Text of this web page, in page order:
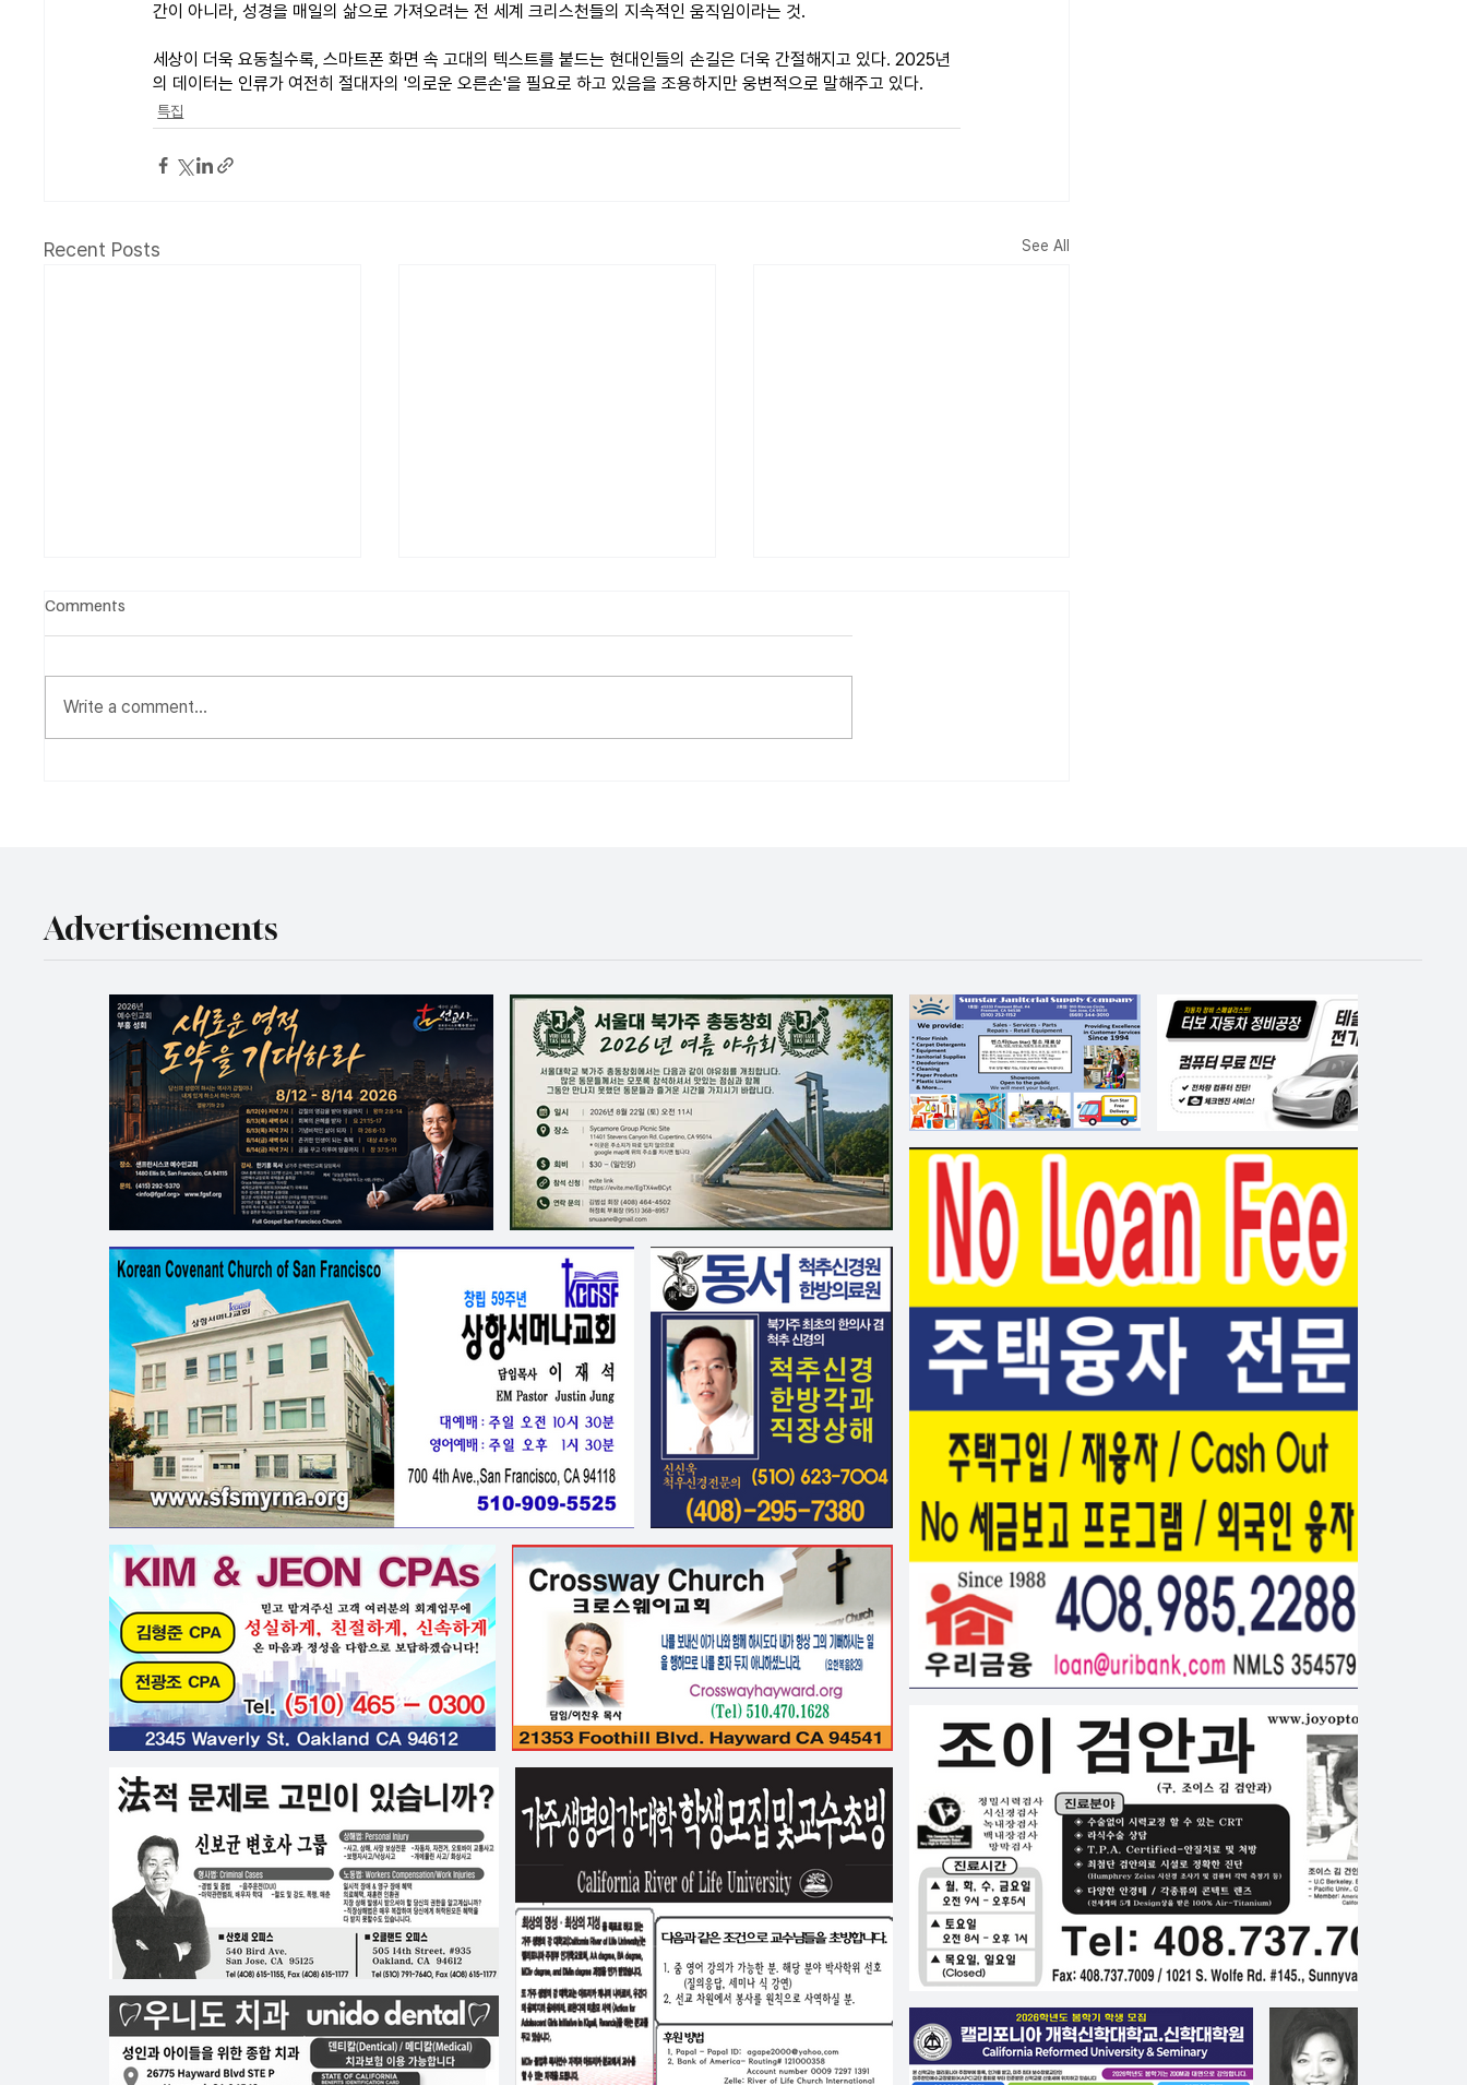
간이 아니라, 성경을 매일의 삶으로 가져오려는 전 세계 크리스천들의 지속적인 움직임이라는 것.
세상이 더욱 요동칠수록, 스마트폰 화면 속 고대의 텍스트를 붙드는 현대인들의 손길은 더욱 간절해지고 있다. 2025년
의 데이터는 인류가 여전히 절대자의 '의로운 오른손'을 필요로 하고 있음을 조용하지만 웅변적으로 말해주고 있다.
특집
Recent Posts See All
Comments
Write a comment...
Advertisements